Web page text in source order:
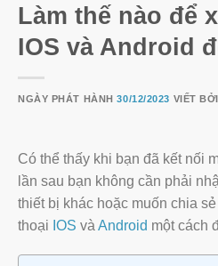
Làm thế nào để
IOS và Android
NGÀY PHÁT HÀNH30/12/2023 VIẾT BỞI
Có thể thấy khi bạn đã kết nối
lần sau bạn không cần phải
thiết bị khác hoặc muốn chia
thoại IOS và Android một cách